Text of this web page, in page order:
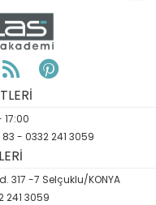
- 0332 241 3059
317 -7 Selçuklu/KONYA
241 3059